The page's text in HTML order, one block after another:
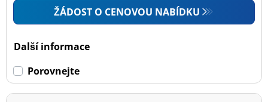
ŽÁDOST O CENOVOU NABÍDKU
Další informace
Porovnejte